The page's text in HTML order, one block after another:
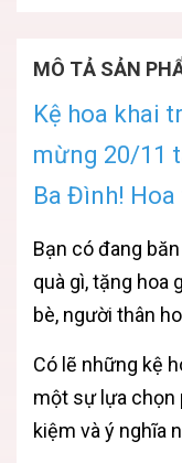
MÔ TẢ SẢN
Kệ hoa khai
mừng 20/11
Ba Đình!
Bạn có đang
quà gì, tặng hoa
bè, người thân
Có lẽ những kệ
một sự lựa chọn
kiệm và ý nghĩa